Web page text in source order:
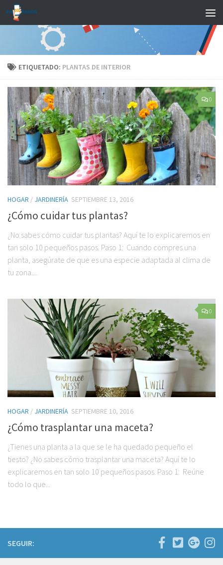
Saltar al contenido
ETIQUETADO: PLANTAS DE INTERIOR
0
HOGAR / JARDINERÍA SEPTIEMBRE 13, 2016
¿Cómo cuidar tus plantas?
¿No sabes cómo cuidar tus plantas? Aquí te lo explicaremos en
tan solo 10 pequeños pasos. Paso 1: Cuando compres una
planta, asegúrate de que es una especie adaptada al clima de
tu zona....
0
HOGAR / JARDINERÍA SEPTIEMBRE 10, 2016
¿Cómo trasplantar una maceta?
¿Tienes una planta a la que se le ha quedado pequeño el
tiesto? ¿No sabes cómo trasplantar una maceta? Aquí te lo
explicaremos en tan solo 10 pequeños pasos. Paso 1: Reúne
todo lo que...
SEGUIR: